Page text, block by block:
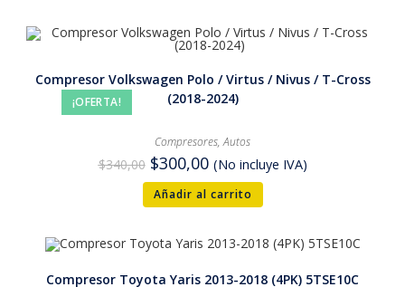
¡OFERTA!
Compresor Volkswagen Polo / Virtus / Nivus / T-Cross
(2018-2024)
Compresores,Autos
$340,00 $300,00 (No incluye IVA)
Añadir al carrito
Compresor Toyota Yaris 2013-2018 (4PK) 5TSE10C